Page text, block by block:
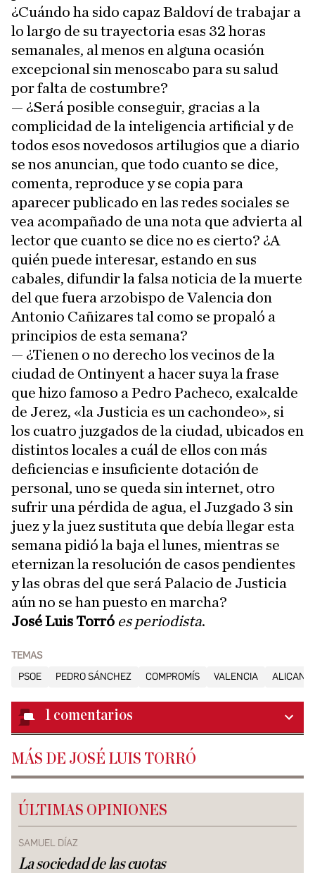
¿Cuándo ha sido capaz Baldoví de trabajar a
lo largo de su trayectoria esas 32 horas
semanales, al menos en alguna ocasión
excepcional sin menoscabo para su salud
por falta de costumbre?
— ¿Será posible conseguir, gracias a la
complicidad de la inteligencia artificial y de
todos esos novedosos artilugios que a diario
se nos anuncian, que todo cuanto se dice,
comenta, reproduce y se copia para
aparecer publicado en las redes sociales se
vea acompañado de una nota que advierta al
lector que cuanto se dice no es cierto? ¿A
quién puede interesar, estando en sus
cabales, difundir la falsa noticia de la muerte
del que fuera arzobispo de Valencia don
Antonio Cañizares tal como se propaló a
principios de esta semana?
— ¿Tienen o no derecho los vecinos de la
ciudad de Ontinyent a hacer suya la frase
que hizo famoso a Pedro Pacheco, exalcalde
de Jerez, «la Justicia es un cachondeo», si
los cuatro juzgados de la ciudad, ubicados en
distintos locales a cuál de ellos con más
deficiencias e insuficiente dotación de
personal, uno se queda sin internet, otro
sufrir una pérdida de agua, el Juzgado 3 sin
juez y la juez sustituta que debía llegar esta
semana pidió la baja el lunes, mientras se
eternizan la resolución de casos pendientes
y las obras del que será Palacio de Justicia
aún no se han puesto en marcha?
José Luis Torró es periodista.
TEMAS
PSOE
PEDRO SÁNCHEZ COMPROMÍS VALENCIA
1 comentarios
MÁS DE JOSÉ LUIS TORRÓ
ÚLTIMAS OPINIONES
SAMUEL DÍAZ
La sociedad de las cuotas